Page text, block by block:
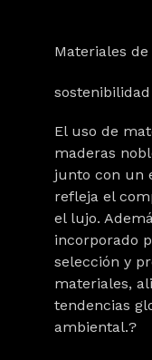
Materiales
sostenibilidad
El uso de
maderas
junto con un
refleja el
el lujo.
incorporado
selección y
materiales,
tendencias
ambiental.?